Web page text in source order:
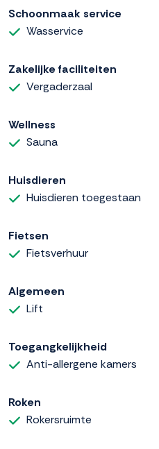
Schoonmaak service
Wasservice
Zakelijke faciliteiten
Vergaderzaal
Wellness
Sauna
Huisdieren
Huisdieren toegestaan
Fietsen
Fietsverhuur
Algemeen
Lift
Toegangkelijkheid
Anti-allergene kamers
Roken
Rokersruimte